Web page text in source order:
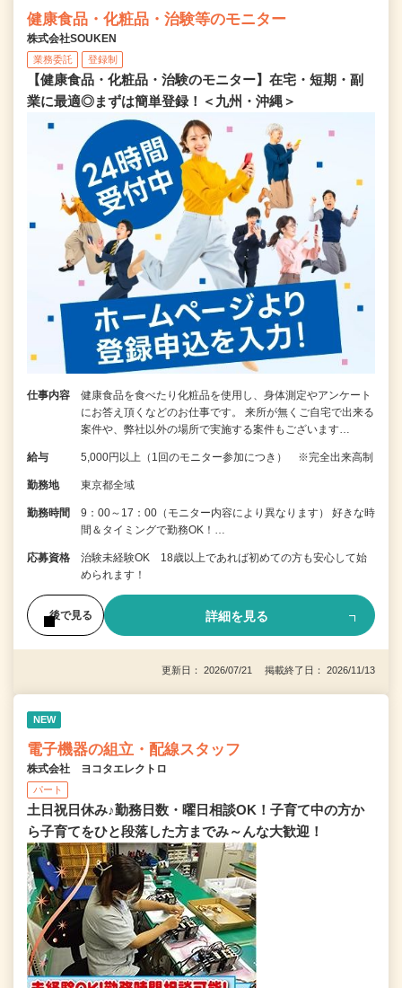
健康食品・化粧品・治験等のモニター
株式会社SOUKEN
業務委託 登録制
【健康食品・化粧品・治験のモニター】在宅・短期・副
業に最適◎まずは簡単登録！＜九州・沖縄＞
仕事内容
健康食品を食べたり化粧品を使用し、身体測定やアンケート
にお答え頂くなどのお仕事です。 来所が無くご自宅で出来る
案件や、弊社以外の場所で実施する案件もございます…
給与 5,000円以上（1回のモニター参加につき） ※完全出来高制
勤務地 東京都全域
勤務時間
9：00～17：00（モニター内容により異なります） 好きな時
間＆タイミングで勤務OK！…
応募資格
治験未経験OK 18歳以上であれば初めての方も安心して始
められます！
後で見る 詳細を見る
更新日： 2026/07/21 掲載終了日： 2026/11/13
NEW
電子機器の組立・配線スタッフ
株式会社 ヨコタエレクトロ
パート
土日祝日休み♪勤務日数・曜日相談OK！子育て中の方か
ら子育てをひと段落した方までみ～んな大歓迎！